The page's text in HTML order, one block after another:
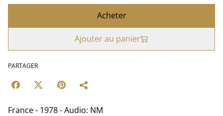
Acheter
Ajouter au panier
PARTAGER
France - 1978 - Audio: NM